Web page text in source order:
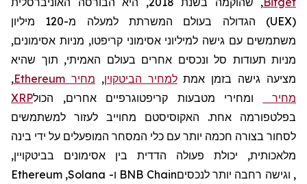
(
UEX
) הגדולה בעולם המשרתת למעלה מ-120
מיליון
משתמשים עם גישה למיליוני אסימוני קריפטו, מניות אסימונים,
מניות תעודות סל ונכסים אחרים בעולם האמיתי, תוך שהיא
מציעה גישה בזמן אמתלמחיר הביטקוין, מחיר Ethereum
,
מחיר
XRPומחירי מטבעות קריפטוגרפיים אחרים, הכול
בפלטפורמה אחת. האקוסיסטם מחוייב לעזור למשתמשים
לסחור בצורה חכמה יותר עם כלי המסחר המופעלים על ידי בינה
מלאכותית, יכולת פעולה הדדית בין אסימונים בביטקויין,
Ethereum ,Solana ו- BNB Chain, וגישה רחבה יותר לנכסים